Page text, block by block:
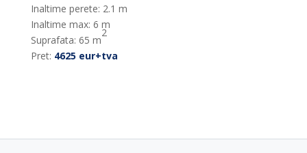
Inaltime perete: 2.1 m
Inaltime max: 6 m
Suprafata: 65 m
2
Pret: 4625 eur+tva